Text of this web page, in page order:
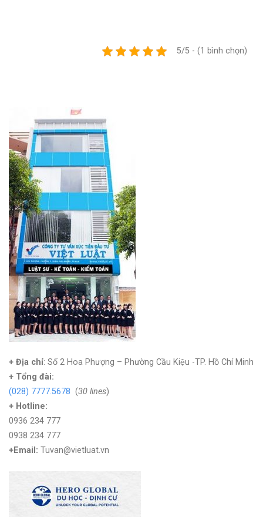
5/5 - (1 bình chọn)
+ Địa chỉ: Số 2 Hoa Phượng – Phường Cầu Kiệu -TP. Hồ Chí Minh
+ Tổng đài:
(028) 7777.5678 (30 lines)
+ Hotline:
0936 234 777
0938 234 777
+Email: Tuvan@vietluat.vn